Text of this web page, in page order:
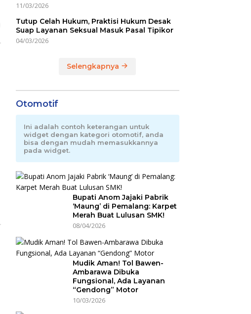
11/03/2026
Tutup Celah Hukum, Praktisi Hukum Desak
Suap Layanan Seksual Masuk Pasal Tipikor
04/03/2026
Selengkapnya
Otomotif
Ini adalah contoh keterangan untuk
widget dengan kategori otomotif, anda
bisa dengan mudah memasukkannya
pada widget.
Bupati Anom Jajaki Pabrik
‘Maung’ di Pemalang: Karpet
Merah Buat Lulusan SMK!
08/04/2026
Mudik Aman! Tol Bawen-
Ambarawa Dibuka
Fungsional, Ada Layanan
“Gendong” Motor
10/03/2026